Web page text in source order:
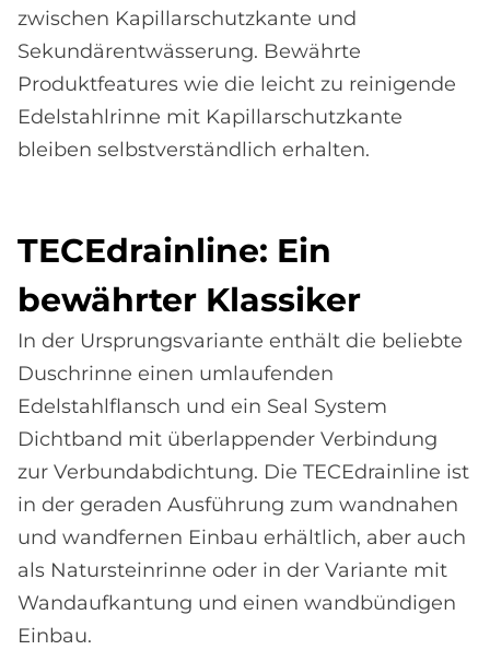
zwischen Kapillarschutzkante und
Sekundärentwässerung. Bewährte
Produktfeatures wie die leicht zu reinigende
Edelstahlrinne mit Kapillarschutzkante
bleiben selbstverständlich erhalten.
TE­CEdrain­li­ne: Ein
be­währ­ter Klas­si­ker
In der Ursprungsvariante enthält die beliebte
Duschrinne einen umlaufenden
Edelstahlflansch und ein Seal System
Dichtband mit überlappender Verbindung
zur Verbundabdichtung. Die TECEdrainline ist
in der geraden Ausführung zum wandnahen
und wandfernen Einbau erhältlich, aber auch
als Natursteinrinne oder in der Variante mit
Wandaufkantung und einen wandbündigen
Einbau.